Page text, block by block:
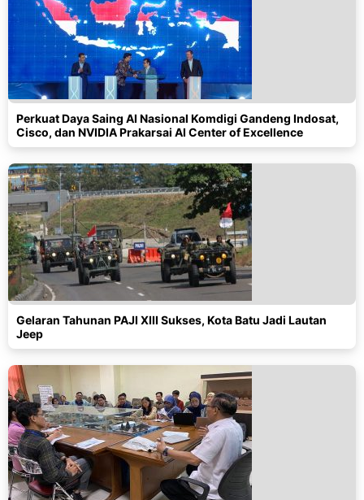
Perkuat Daya Saing AI Nasional Komdigi Gandeng Indosat,
Cisco, dan NVIDIA Prakarsai AI Center of Excellence
Gelaran Tahunan PAJI XIII Sukses, Kota Batu Jadi Lautan
Jeep